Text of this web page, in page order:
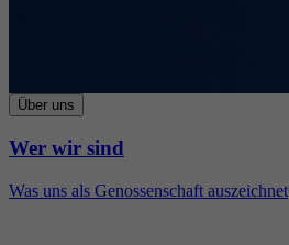
Über uns
Wer wir sind
Was uns als Genossenschaft auszeichnet